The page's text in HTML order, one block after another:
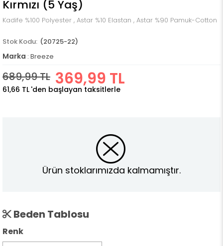
Kırmızı (5 Yaş)
Kadife %100 Polyester , Astar %10 Elastan , Astar %90 Pamuk-Cotton
(20725-22)
Marka : Breeze
689,99 TL 369,99 TL
61,66 TL 'den başlayan taksitlerle
Ürün stoklarımızda kalmamıştır.
Beden Tablosu
Renk